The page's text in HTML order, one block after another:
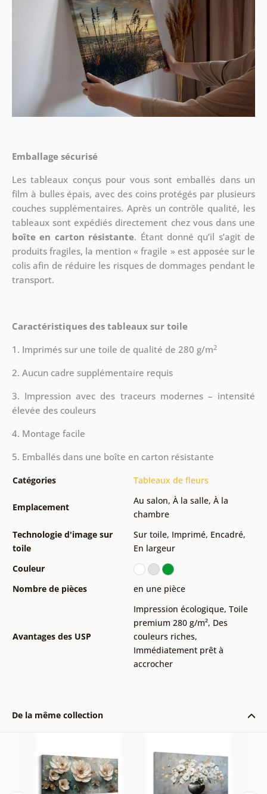
Emballage sécurisé
Les tableaux conçus pour vous sont emballés dans un
film à bulles épais, avec des coins protégés par plusieurs
couches supplémentaires. Après un contrôle qualité, les
tableaux sont expédiés directement chez vous dans une
boîte en carton résistante. Étant donné qu’il s’agit de
produits fragiles, la mention « fragile » est apposée sur le
colis afin de réduire les risques de dommages pendant le
transport.
Caractéristiques des tableaux sur toile
1. Imprimés sur une toile de qualité de 280 g/m2
2. Aucun cadre supplémentaire requis
3. Impression avec des traceurs modernes – intensité
élevée des couleurs
4. Montage facile
5. Emballés dans une boîte en carton résistante
Catégories Tableaux de fleurs
Emplacement
Au salon, À la salle, À la
chambre
Technologie d'image sur
toile
Sur toile, Imprimé, Encadré,
En largeur
Couleur
Nombre de pièces
en une pièce
Avantages des USP
Impression écologique, Toile
premium 280 g/m², Des
couleurs riches,
Immédiatement prêt à
accrocher
De la même collection